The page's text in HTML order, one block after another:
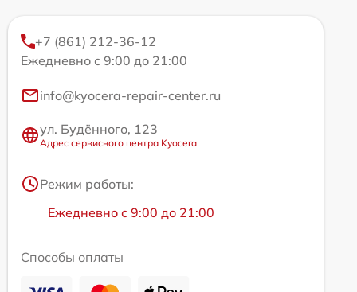
+7 (861) 212-36-12
Ежедневно с 9:00 до 21:00
info@kyocera-repair-center.ru
ул. Будённого, 123
Адрес сервисного центра Kyocera
Режим работы:
Ежедневно с 9:00 до 21:00
Способы оплаты